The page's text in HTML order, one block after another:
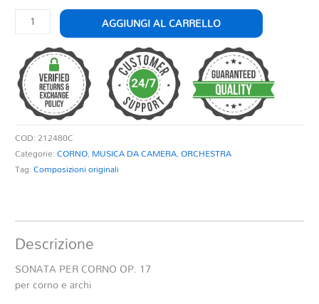
SONATA
PER
CORNO
OP.
17
quantità
AGGIUNGI AL CARRELLO
COD:212480C
Categorie:CORNO, MUSICA DA CAMERA,ORCHESTRA
Tag:Composizioni originali
Descrizione
SONATA PER CORNO OP. 17
per corno e archi